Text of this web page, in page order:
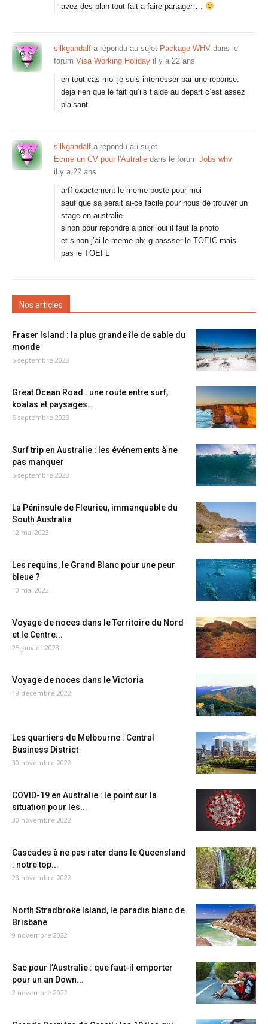
avez des plan tout fait a faire partager….
silkgandalf a répondu au sujet Package WHV dans le
forum Visa Working Holiday il y a 22 ans
en tout cas moi je suis interresser par une reponse.
deja rien que le fait qu’ils t’aide au depart c’est assez
plaisant.
silkgandalf a répondu au sujet
Ecrire un CV pour l'Autralie dans le forum Jobs whv
il y a 22 ans
arff exactement le meme poste pour moi
sauf que sa serait ai-ce facile pour nous de trouver un
stage en australie.
sinon pour repondre a priori oui il faut la photo
et sinon j’ai le meme pb: g passser le TOEIC mais
pas le TOEFL
Nos articles
Fraser Island : la plus grande île de sable du
monde
5 septembre 2023
Great Ocean Road : une route entre surf,
koalas et paysages...
5 septembre 2023
Surf trip en Australie : les événements à ne
pas manquer
5 septembre 2023
La Péninsule de Fleurieu, immanquable du
South Australia
12 mai 2023
Les requins, le Grand Blanc pour une peur
bleue ?
10 mai 2023
Voyage de noces dans le Territoire du Nord
et le Centre...
25 janvier 2023
Voyage de noces dans le Victoria
19 décembre 2022
Les quartiers de Melbourne : Central
Business District
30 novembre 2022
COVID-19 en Australie : le point sur la
situation pour les...
30 novembre 2022
Cascades à ne pas rater dans le Queensland
: notre top...
23 novembre 2022
North Stradbroke Island, le paradis blanc de
Brisbane
9 novembre 2022
Sac pour l’Australie : que faut-il emporter
pour un an Down...
2 novembre 2022